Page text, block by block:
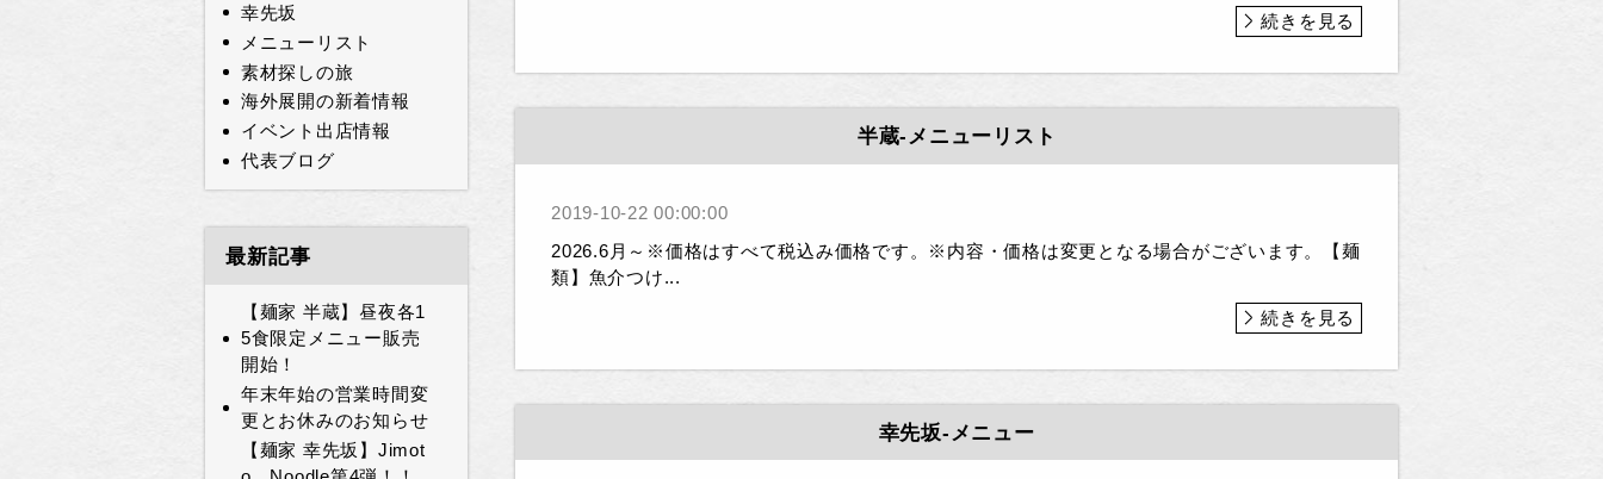
幸先坂
メニューリスト
素材探しの旅
海外展開の新着情報
イベント出店情報
代表ブログ
最新記事
【麺家 半蔵】昼夜各1
5食限定メニュー販売
開始！
年末年始の営業時間変
更とお休みのお知らせ
【麺家 幸先坂】Jimot
続きを見る
半蔵-メニューリスト
2019-10-22 00:00:00
2026.6月～※価格はすべて税込み価格です。※内容・価格は変更となる場合がございます。【麺
類】魚介つけ...
続きを見る
幸先坂-メニュー